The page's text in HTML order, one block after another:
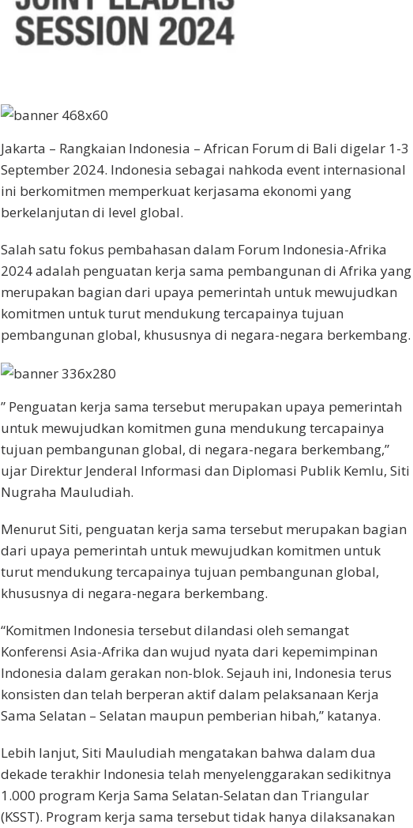
Jakarta – Rangkaian Indonesia – African Forum di Bali digelar 1-3
September 2024. Indonesia sebagai nahkoda event internasional
ini berkomitmen memperkuat kerjasama ekonomi yang
berkelanjutan di level global.
Salah satu fokus pembahasan dalam Forum Indonesia-Afrika
2024 adalah penguatan kerja sama pembangunan di Afrika yang
merupakan bagian dari upaya pemerintah untuk mewujudkan
komitmen untuk turut mendukung tercapainya tujuan
pembangunan global, khususnya di negara-negara berkembang.
” Penguatan kerja sama tersebut merupakan upaya pemerintah
untuk mewujudkan komitmen guna mendukung tercapainya
tujuan pembangunan global, di negara-negara berkembang,”
ujar Direktur Jenderal Informasi dan Diplomasi Publik Kemlu, Siti
Nugraha Mauludiah.
Menurut Siti, penguatan kerja sama tersebut merupakan bagian
dari upaya pemerintah untuk mewujudkan komitmen untuk
turut mendukung tercapainya tujuan pembangunan global,
khususnya di negara-negara berkembang.
“Komitmen Indonesia tersebut dilandasi oleh semangat
Konferensi Asia-Afrika dan wujud nyata dari kepemimpinan
Indonesia dalam gerakan non-blok. Sejauh ini, Indonesia terus
konsisten dan telah berperan aktif dalam pelaksanaan Kerja
Sama Selatan – Selatan maupun pemberian hibah,” katanya.
Lebih lanjut, Siti Mauludiah mengatakan bahwa dalam dua
dekade terakhir Indonesia telah menyelenggarakan sedikitnya
1.000 program Kerja Sama Selatan-Selatan dan Triangular
(KSST). Program kerja sama tersebut tidak hanya dilaksanakan